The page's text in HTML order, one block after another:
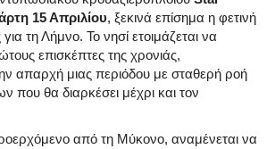
15 Απριλίου, ξεκινά επίσημα η φετινή
τη Λήμνο. Το νησί ετοιμάζεται να
επισκέπτες της χρονιάς,
απαρχή μιας περιόδου με σταθερή ροή
που θα διαρκέσει μέχρι και τον
από τη Μύκονο, αναμένεται να